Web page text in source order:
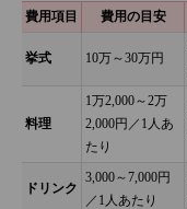
費用項目 費用の目安
挙式 10万～30万円
料理
1万2,000～2万
2,000円／1人あ
たり
ドリンク
3,000～7,000円
／1人あたり